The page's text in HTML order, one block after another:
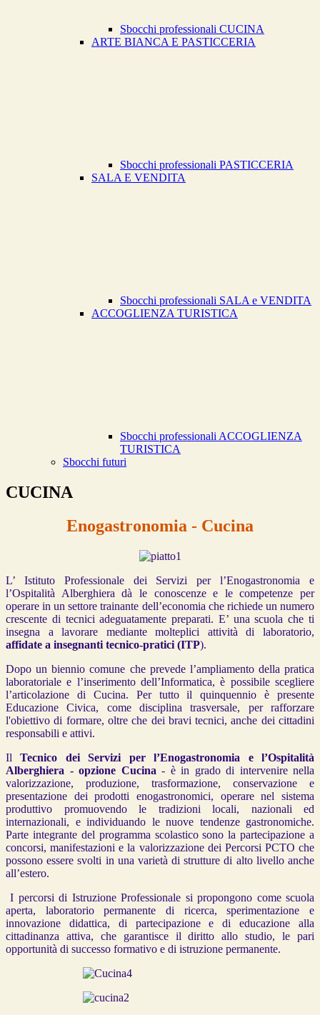
Sbocchi professionali CUCINA
ARTE BIANCA E PASTICCERIA
Sbocchi professionali PASTICCERIA
SALA E VENDITA
Sbocchi professionali SALA e VENDITA
ACCOGLIENZA TURISTICA
Sbocchi professionali ACCOGLIENZA
TURISTICA
Sbocchi futuri
CUCINA
Enogastronomia - Cucina
L’ Istituto Professionale dei Servizi per l’Enogastronomia e
l’Ospitalità Alberghiera dà le conoscenze e le competenze per
operare in un settore trainante dell’economia che richiede un numero
crescente di tecnici adeguatamente preparati. E’ una scuola che ti
insegna a lavorare mediante molteplici attività di laboratorio,
affidate a insegnanti tecnico-pratici (ITP).
Dopo un biennio comune che prevede l’ampliamento della pratica
laboratoriale e l’inserimento dell’Informatica, è possibile scegliere
l’articolazione di Cucina. Per tutto il quinquennio è presente
Educazione Civica, come disciplina trasversale, per rafforzare
l'obiettivo di formare, oltre che dei bravi tecnici, anche dei cittadini
responsabili e attivi.
IlTecnico dei Servizi per l’Enogastronomia e l’Ospitalità
Alberghiera - opzione Cucina - è in grado di intervenire nella
valorizzazione, produzione, trasformazione, conservazione e
presentazione dei prodotti enogastronomici, operare nel sistema
produttivo promuovendo le tradizioni locali, nazionali ed
internazionali, e individuando le nuove tendenze gastronomiche.
Parte integrante del programma scolastico sono la partecipazione a
concorsi, manifestazioni e la valorizzazione dei Percorsi PCTO che
possono essere svolti in una varietà di strutture di alto livello anche
all’estero.
I percorsi di Istruzione Professionale si propongono come scuola
aperta, laboratorio permanente di ricerca, sperimentazione e
innovazione didattica, di partecipazione e di educazione alla
cittadinanza attiva, che garantisce il diritto allo studio, le pari
opportunità di successo formativo e di istruzione permanente.